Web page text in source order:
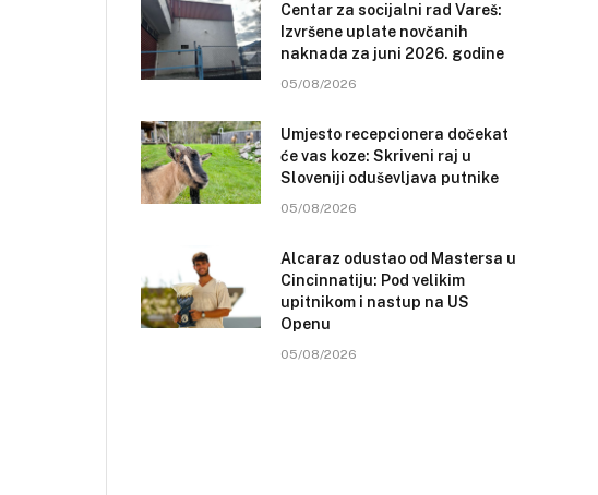
Centar za socijalni rad Vareš:
Izvršene uplate novčanih
naknada za juni 2026. godine
05/08/2026
Umjesto recepcionera dočekat
će vas koze: Skriveni raj u
Sloveniji oduševljava putnike
05/08/2026
Alcaraz odustao od Mastersa u
Cincinnatiju: Pod velikim
upitnikom i nastup na US
Openu
05/08/2026